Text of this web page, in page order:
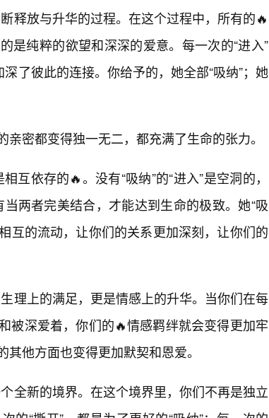
释放与升华的过程。在这个过程中，所有的🔥
是纯粹的欲望和深深的爱意。每一次的“进入”
了彼此的连接。你给予的，她全部“吸纳”；她
密都变得独一无二，都充满了生命的张力。
互依存的🔥。没有“吸纳”的“进入”是空洞的，
当两者完美结合，才能达到生命的极致。她“吸
互的流动，让你们的关系更加深刻，让你们的
理上的满足，更是情感上的升华。当你们在每
被深爱着，你们的🔥情感羁绊就会变得更加牢
他方面也变得更加默契和恩爱。
全新的境界。在这个境界里，你们不再是独立